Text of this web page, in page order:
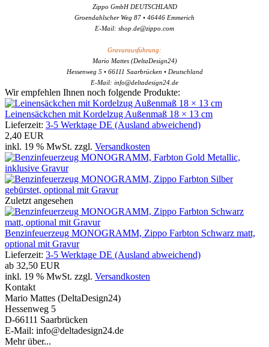
Zippo GmbH DEUTSCHLAND
Groendahlscher Weg 87 • 46446 Emmerich
E-Mail: shop.de@zippo.com
Gravurausführung:
Mario Mattes (DeltaDesign24)
Hessenweg 5 • 66111 Saarbrücken • Deutschland
E-Mail: info@deltadesign24.de
Wir empfehlen Ihnen noch folgende Produkte:
Leinensäckchen mit Kordelzug Außenmaß 18 × 13 cm
Lieferzeit: 3-5 Werktage DE (Ausland abweichend)
2,40 EUR
inkl. 19 % MwSt. zzgl. Versandkosten
Zuletzt angesehen
Benzinfeuerzeug MONOGRAMM, Zippo Farbton Schwarz matt,
optional mit Gravur
Lieferzeit: 3-5 Werktage DE (Ausland abweichend)
ab 32,50 EUR
inkl. 19 % MwSt. zzgl. Versandkosten
Kontakt
Mario Mattes (DeltaDesign24)
Hessenweg 5
D-66111 Saarbrücken
E-Mail: info@deltadesign24.de
Mehr über...